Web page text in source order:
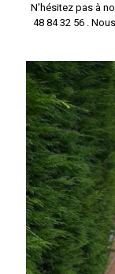
N'hésitez pas à
48 84 32 56 .